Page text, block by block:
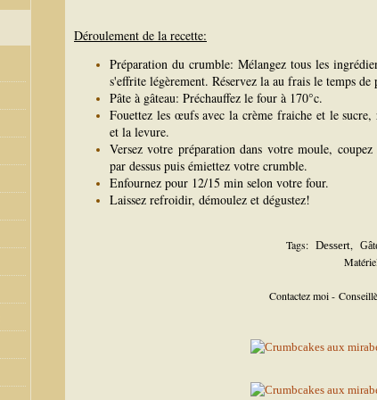
Déroulement de la recette:
Préparation du crumble: Mélangez tous les
s'effrite légèrement. Réservez la au frais le temps de
Pâte à gâteau: Préchauffez le four à 170°c.
Fouettez les œufs avec la crème fraiche et le
et la levure.
Versez votre préparation dans votre moule,
par dessus puis émiettez votre crumble.
Enfournez pour 12/15 min selon votre four.
Laissez refroidir, démoulez et dégustez!
Tags: Dessert,
Contactez moi -